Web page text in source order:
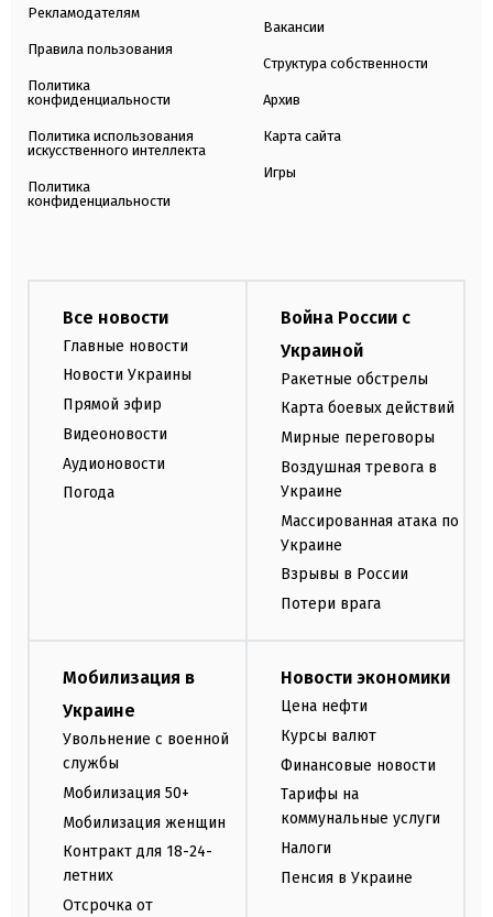
Рекламодателям
Правила пользования
Политика
конфиденциальности
Политика использования
искусственного интеллекта
Политика
конфиденциальности
Вакансии
Структура собственности
Архив
Карта сайта
Игры
Все новости
Главные новости
Новости Украины
Прямой эфир
Видеоновости
Аудионовости
Погода
Война России с
Украиной
Ракетные обстрелы
Карта боевых действий
Мирные переговоры
Воздушная тревога в
Украине
Массированная атака по
Украине
Взрывы в России
Потери врага
Мобилизация в
Украине
Увольнение с военной
службы
Мобилизация 50+
Мобилизация женщин
Контракт для 18-24-
летних
Отсрочка от
Новости экономики
Цена нефти
Курсы валют
Финансовые новости
Тарифы на
коммунальные услуги
Налоги
Пенсия в Украине